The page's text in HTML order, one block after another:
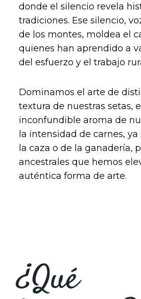
donde el silencio revela
tradiciones. Ese silencio,
de los montes, moldea el
quienes han aprendido a
del esfuerzo y el trabajo
Dominamos el arte de
textura de nuestras setas,
inconfundible aroma de
la intensidad de carnes, ya
la caza o de la ganadería,
ancestrales que hemos
auténtica forma de arte.
¿Qué